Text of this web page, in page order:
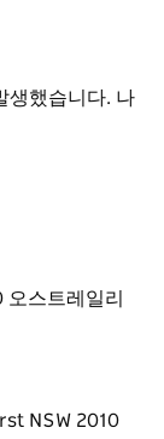
생했습니다. 나
스트레일리